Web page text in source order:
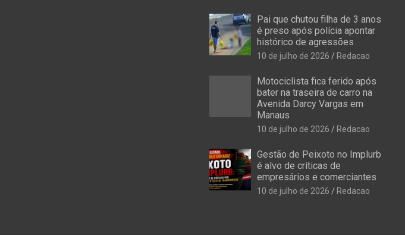
Pai que chutou filha de 3 anos
é preso após polícia apontar
histórico de agressões
10 de julho de 2026 Redacao
Motociclista fica ferido após
bater na traseira de carro na
Avenida Darcy Vargas em
Manaus
10 de julho de 2026 Redacao
Gestão de Peixoto no Implurb
é alvo de críticas de
empresários e comerciantes
10 de julho de 2026 Redacao